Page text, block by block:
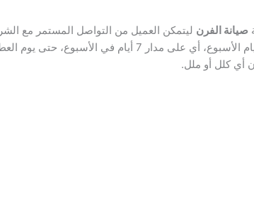
صيانة الفرن ليتمكن العميل من التواصل المستمر مع
فتتميز خدمة العملاء بأنهم يعملون طوال أيام